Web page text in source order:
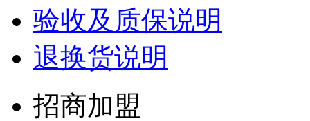
验收及质保说明
退换货说明
招商加盟